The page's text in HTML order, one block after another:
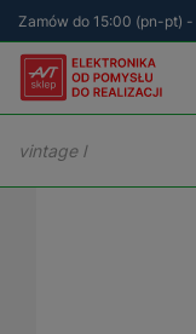
Zamów do 15:00 (pn-pt) -